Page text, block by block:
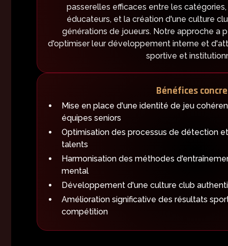
passerelles efficaces entre les
éducateurs, et la création d'une culture
générations de joueurs. Notre approche a
d'optimiser leur développement interne et
sportive et
Bénéfices
Mise en place d'une identité de jeu
équipes seniors
Optimisation des processus de détection
talents
Harmonisation des méthodes
mental
Développement d'une culture club
Amélioration significative des résultats
compétition